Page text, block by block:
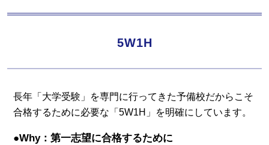
5W1H
長年「大学受験」を専門に行ってきた予備校だからこそ
合格するために必要な「5W1H」を明確にしています。
●Why：第一志望に合格するために